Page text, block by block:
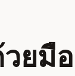
ยมือ